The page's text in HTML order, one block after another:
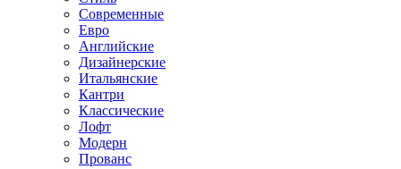
Современные
Евро
Английские
Дизайнерские
Итальянские
Кантри
Классические
Лофт
Модерн
Прованс